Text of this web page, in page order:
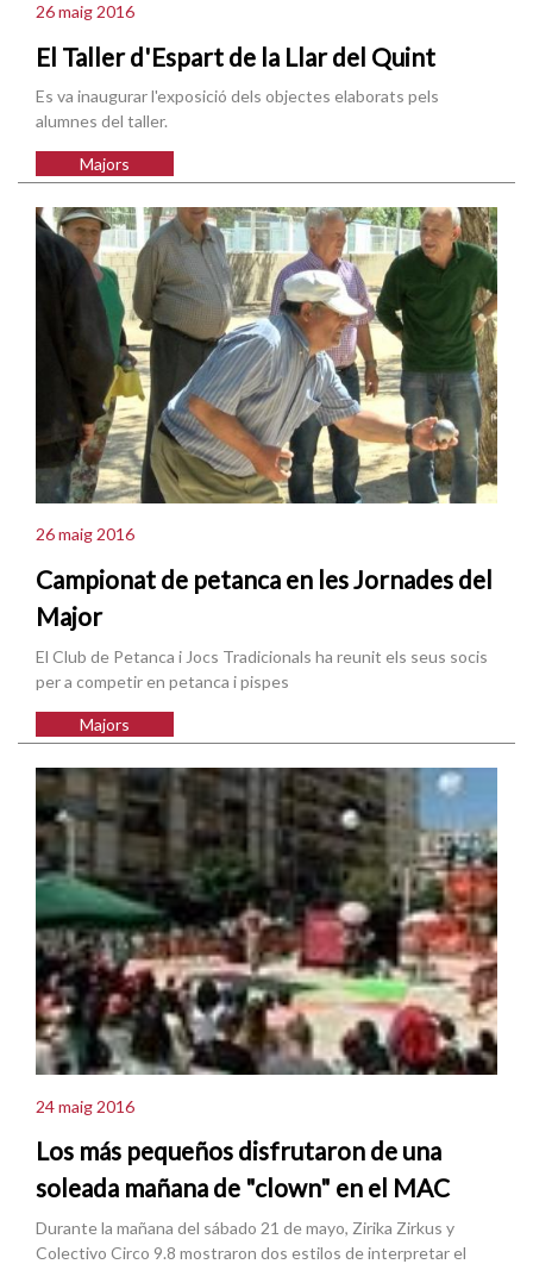
26 maig 2016
El Taller d'Espart de la Llar del Quint
Es va inaugurar l'exposició dels objectes elaborats pels
alumnes del taller.
Majors
26 maig 2016
Campionat de petanca en les Jornades del
Major
El Club de Petanca i Jocs Tradicionals ha reunit els seus socis
per a competir en petanca i pispes
Majors
24 maig 2016
Los más pequeños disfrutaron de una
soleada mañana de "clown" en el MAC
Durante la mañana del sábado 21 de mayo, Zirika Zirkus y
Colectivo Circo 9.8 mostraron dos estilos de interpretar el